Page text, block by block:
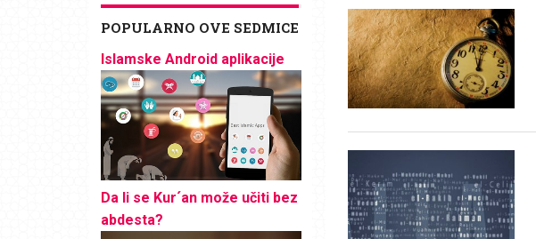
POPULARNO OVE SEDMICE
Islamske Android aplikacije
Da li se Kur´an može učiti bez
abdesta?